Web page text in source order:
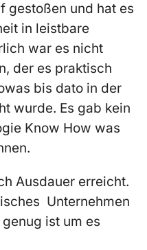
gestoßen und hat es
in leistbare
war es nicht
der es praktisch
bis dato in der
wurde. Es gab kein
Know How was
Ausdauer erreicht.
Unternehmen
ist um es